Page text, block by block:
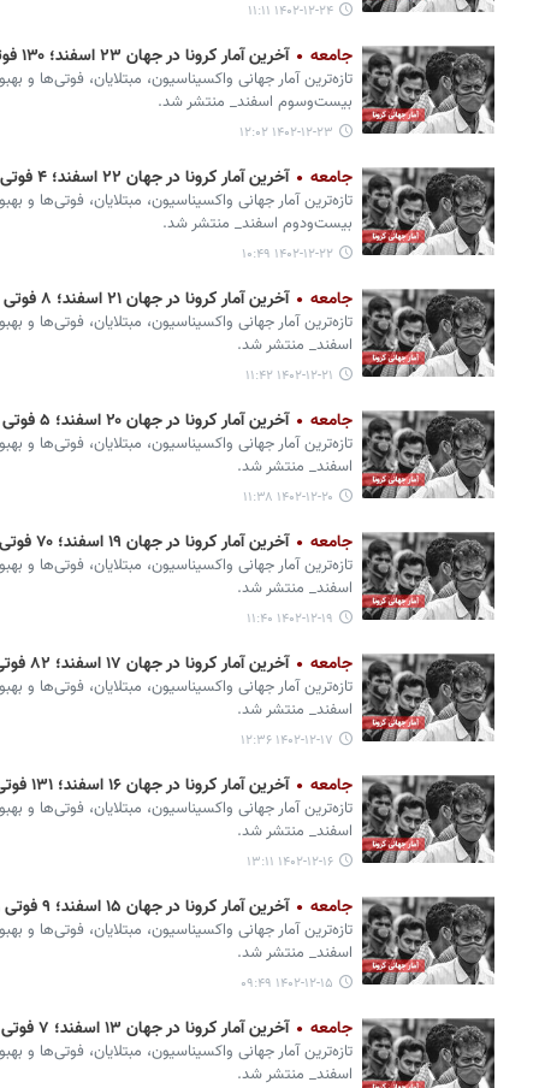
۱۴۰۲-۱۲-۲۴ ۱۱:۱۱
جامعه آخرین آمار کرونا در جهان ۲۳ اسفند؛ ۱۳۰ فوتی و ۲۷ هزار ابتلای جدید
تازه‌ترین آمار جهانی واکسیناسیون، مبتلایان، فوتی‌ها و
بیست‌وسوم اسفند_ منتشر شد.
۱۴۰۲-۱۲-۲۳ ۱۲:۰۲
جامعه آخرین آمار کرونا در جهان ۲۲ اسفند؛ ۴ فوتی و ۱۰۰۰ ابتلای جدید
تازه‌ترین آمار جهانی واکسیناسیون، مبتلایان، فوتی‌ها و
بیست‌ودوم اسفند_ منتشر شد.
۱۴۰۲-۱۲-۲۲ ۱۰:۴۹
جامعه آخرین آمار کرونا در جهان ۲۱ اسفند؛ ۸ فوتی و یک هزار ابتلای جدید
تازه‌ترین آمار جهانی واکسیناسیون، مبتلایان، فوتی‌ها و
اسفند_ منتشر شد.
۱۴۰۲-۱۲-۲۱ ۱۱:۴۲
جامعه آخرین آمار کرونا در جهان ۲۰ اسفند؛ ۵ فوتی و ۲ هزار ابتلای جدید
تازه‌ترین آمار جهانی واکسیناسیون، مبتلایان، فوتی‌ها و
اسفند_ منتشر شد.
۱۴۰۲-۱۲-۲۰ ۱۱:۳۸
جامعه آخرین آمار کرونا در جهان ۱۹ اسفند؛ ۷۰ فوتی و ۵ هزار ابتلای جدید
تازه‌ترین آمار جهانی واکسیناسیون، مبتلایان، فوتی‌ها و
اسفند_ منتشر شد.
۱۴۰۲-۱۲-۱۹ ۱۱:۴۰
جامعه آخرین آمار کرونا در جهان ۱۷ اسفند؛ ۸۲ فوتی و ۶ هزار ابتلای جدید
تازه‌ترین آمار جهانی واکسیناسیون، مبتلایان، فوتی‌ها و
اسفند_ منتشر شد.
۱۴۰۲-۱۲-۱۷ ۱۲:۳۶
جامعه آخرین آمار کرونا در جهان ۱۶ اسفند؛ ۱۳۱ فوتی و ۳۱ هزار ابتلای جدید
تازه‌ترین آمار جهانی واکسیناسیون، مبتلایان، فوتی‌ها و
اسفند_ منتشر شد.
۱۴۰۲-۱۲-۱۶ ۱۳:۱۱
جامعه آخرین آمار کرونا در جهان ۱۵ اسفند؛ ۹ فوتی و ۲ هزار ابتلای جدید
تازه‌ترین آمار جهانی واکسیناسیون، مبتلایان، فوتی‌ها و
اسفند_ منتشر شد.
۱۴۰۲-۱۲-۱۵ ۰۹:۴۹
جامعه آخرین آمار کرونا در جهان ۱۳ اسفند؛ ۷ فوتی و ۳ هزار ابتلای جدید
تازه‌ترین آمار جهانی واکسیناسیون، مبتلایان، فوتی‌ها و
اسفند_ منتشر شد.